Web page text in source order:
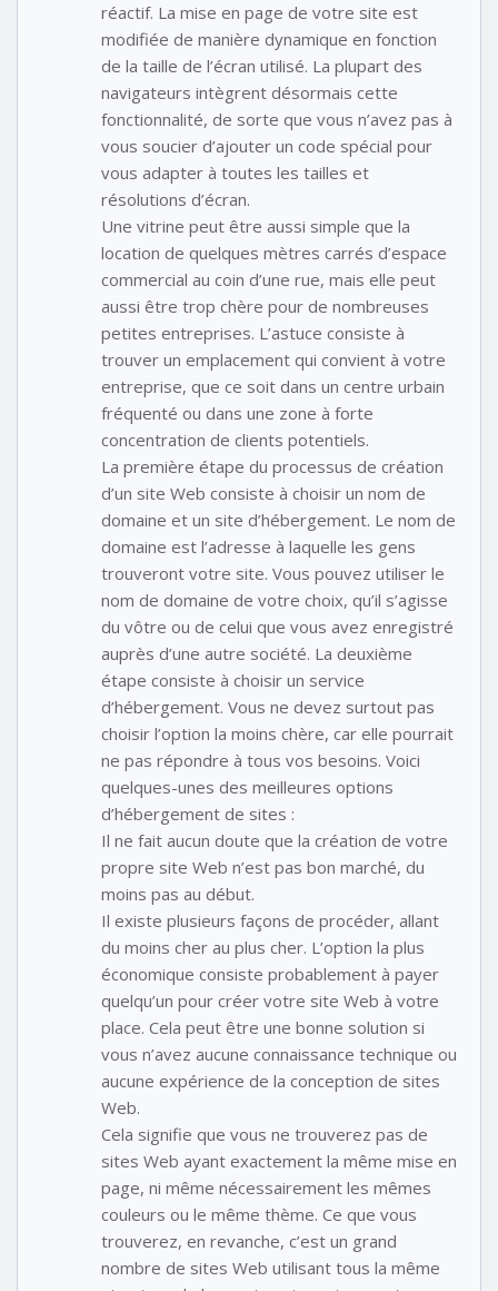
réactif. La mise en page de votre site est
modifiée de manière dynamique en fonction
de la taille de l’écran utilisé. La plupart des
navigateurs intègrent désormais cette
fonctionnalité, de sorte que vous n’avez pas à
vous soucier d’ajouter un code spécial pour
vous adapter à toutes les tailles et
résolutions d’écran.
Une vitrine peut être aussi simple que la
location de quelques mètres carrés d’espace
commercial au coin d’une rue, mais elle peut
aussi être trop chère pour de nombreuses
petites entreprises. L’astuce consiste à
trouver un emplacement qui convient à votre
entreprise, que ce soit dans un centre urbain
fréquenté ou dans une zone à forte
concentration de clients potentiels.
La première étape du processus de création
d’un site Web consiste à choisir un nom de
domaine et un site d’hébergement. Le nom de
domaine est l’adresse à laquelle les gens
trouveront votre site. Vous pouvez utiliser le
nom de domaine de votre choix, qu’il s’agisse
du vôtre ou de celui que vous avez enregistré
auprès d’une autre société. La deuxième
étape consiste à choisir un service
d’hébergement. Vous ne devez surtout pas
choisir l’option la moins chère, car elle pourrait
ne pas répondre à tous vos besoins. Voici
quelques-unes des meilleures options
d’hébergement de sites :
Il ne fait aucun doute que la création de votre
propre site Web n’est pas bon marché, du
moins pas au début.
Il existe plusieurs façons de procéder, allant
du moins cher au plus cher. L’option la plus
économique consiste probablement à payer
quelqu’un pour créer votre site Web à votre
place. Cela peut être une bonne solution si
vous n’avez aucune connaissance technique ou
aucune expérience de la conception de sites
Web.
Cela signifie que vous ne trouverez pas de
sites Web ayant exactement la même mise en
page, ni même nécessairement les mêmes
couleurs ou le même thème. Ce que vous
trouverez, en revanche, c’est un grand
nombre de sites Web utilisant tous la même